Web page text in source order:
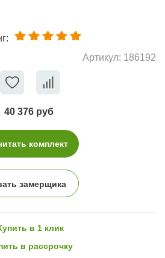
Артикул: 186192
40 376 руб
комплект
замерщика
в 1 клик
в рассрочку